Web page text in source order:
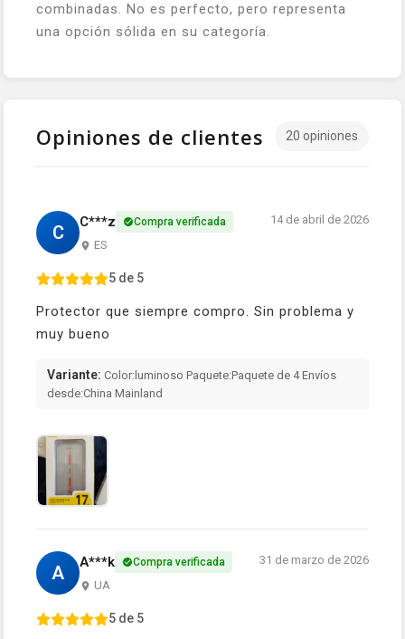
combinadas. No es perfecto, pero representa
una opción sólida en su categoría.
Opiniones de clientes 20 opiniones
C C***z Compra verificada
ES
14 de abril de 2026
5 de 5
Protector que siempre compro. Sin problema y
muy bueno
Variante: Color:luminoso Paquete:Paquete de 4 Envíos
desde:China Mainland
A A***k Compra verificada
UA
31 de marzo de 2026
5 de 5